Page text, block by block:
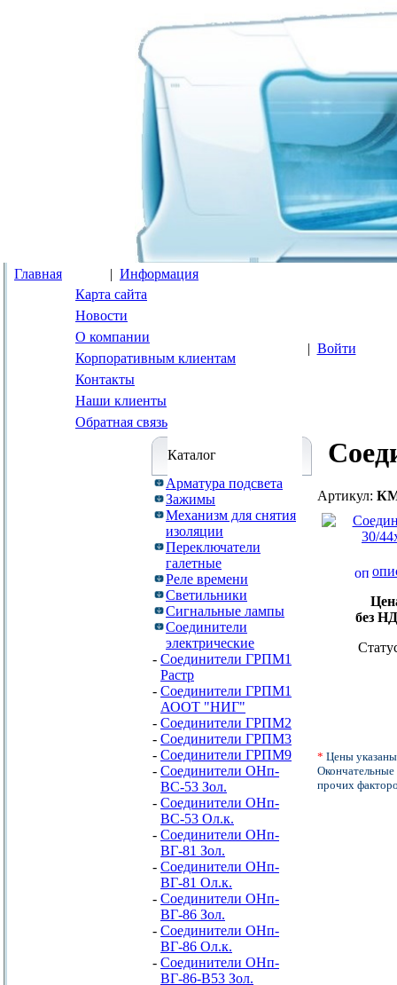
Главная | Информация
Карта сайта
Новости
О компании
Корпоративным клиентам
Контакты
Наши клиенты
Обратная связь
| Войти
Каталог
Арматура подсвета
Зажимы
Механизм для снятия
изоляции
Переключатели
галетные
Реле времени
Светильники
Сигнальные лампы
Соединители
электрические
- Соединители ГРПМ1
Растр
- Соединители ГРПМ1
АООТ "НИГ"
- Соединители ГРПМ2
- Соединители ГРПМ3
- Соединители ГРПМ9
- Соединители ОНп-
ВС-53 Зол.
- Соединители ОНп-
ВС-53 Ол.к.
- Соединители ОНп-
ВГ-81 Зол.
- Соединители ОНп-
ВГ-81 Ол.к.
- Соединители ОНп-
ВГ-86 Зол.
- Соединители ОНп-
ВГ-86 Ол.к.
- Соединители ОНп-
ВГ-86-В53 Зол.
Артикул:
без
* Цены
Окончательные
прочих